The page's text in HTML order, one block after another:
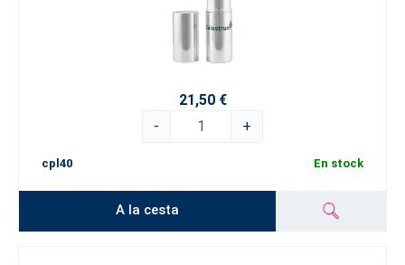
21,50 €
-
+
cpl40 En stock
A la cesta